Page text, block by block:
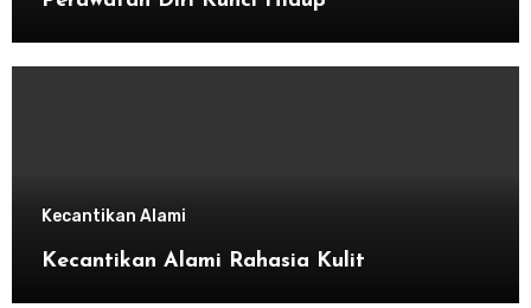
Kecantikan Alami
Kecantikan Alami Rahasia Kulit